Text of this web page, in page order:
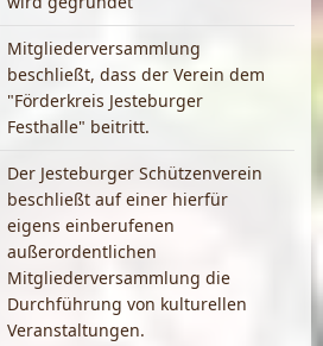
Mitgliederversammlung
beschließt, dass der Verein dem
"Förderkreis Jesteburger
Festhalle" beitritt.
Der Jesteburger Schützenverein
beschließt auf einer hierfür
eigens einberufenen
außerordentlichen
Mitgliederversammlung die
Durchführung von kulturellen
Veranstaltungen.